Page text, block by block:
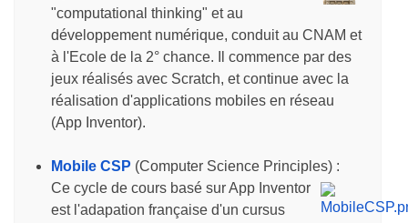
"computational thinking" et au
développement numérique, conduit au CNAM et
à l'Ecole de la 2° chance. Il commence par des
jeux réalisés avec Scratch, et continue avec la
réalisation d'applications mobiles en réseau
(App Inventor).
Mobile CSP (Computer Science Principles) :
Ce cycle de cours basé sur App Inventor
est l'adapation française d'un cursus